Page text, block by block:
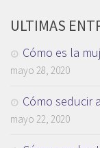
ULTIMAS
Cómo es la
mayo 28, 2020
Cómo seducir
mayo 22, 2020